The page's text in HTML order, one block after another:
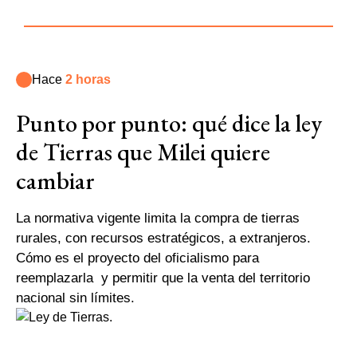
Hace 2 horas
Punto por punto: qué dice la ley
de Tierras que Milei quiere
cambiar
La normativa vigente limita la compra de tierras
rurales, con recursos estratégicos, a extranjeros.
Cómo es el proyecto del oficialismo para
reemplazarla y permitir que la venta del territorio
nacional sin límites.